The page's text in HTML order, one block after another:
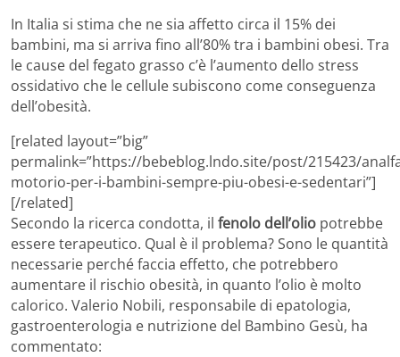
In Italia si stima che ne sia affetto circa il 15% dei
bambini, ma si arriva fino all’80% tra i bambini obesi. Tra
le cause del fegato grasso c’è l’aumento dello stress
ossidativo che le cellule subiscono come conseguenza
dell’obesità.
[related layout=”big”
permalink=”https://bebeblog.lndo.site/post/215423/
motorio-per-i-bambini-sempre-piu-obesi-e-sedentari”]
[/related]
Secondo la ricerca condotta, il fenolo dell’olio potrebbe
essere terapeutico. Qual è il problema? Sono le quantità
necessarie perché faccia effetto, che potrebbero
aumentare il rischio obesità, in quanto l’olio è molto
calorico. Valerio Nobili, responsabile di epatologia,
gastroenterologia e nutrizione del Bambino Gesù, ha
commentato: